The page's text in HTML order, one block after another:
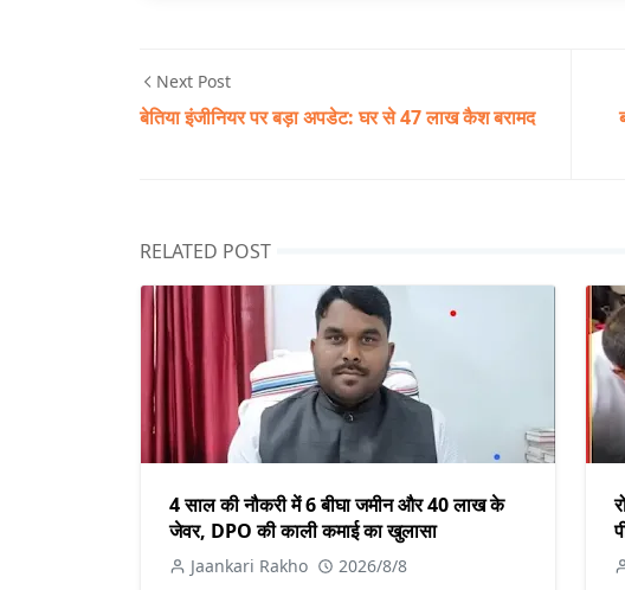
Next Post
बेतिया इंजीनियर पर बड़ा अपडेट: घर से 47 लाख कैश बरामद
RELATED POST
4 साल की नौकरी में 6 बीघा जमीन और 40 लाख के
जेवर, DPO की काली कमाई का खुलासा
Jaankari Rakho 2026/8/8